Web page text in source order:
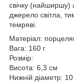
свічку (найширшу)
джерело світла,
темряві.
Матеріал:
Вага: 160 г
Розмір:
Висота: 6,3 см
Нижній діаметр: